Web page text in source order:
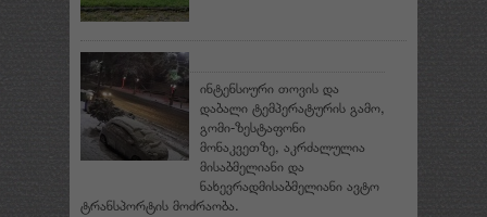
ინტენსიური თოვის და
დაბალი ტემპერატურის გამო,
გომი-ზესტაფონი
მონაკვეთზე, აკრძალულია
მისაბმელიანი და
ნახევრადმისაბმელიანი ავტო
ტრანსპორტის მოძრაობა.